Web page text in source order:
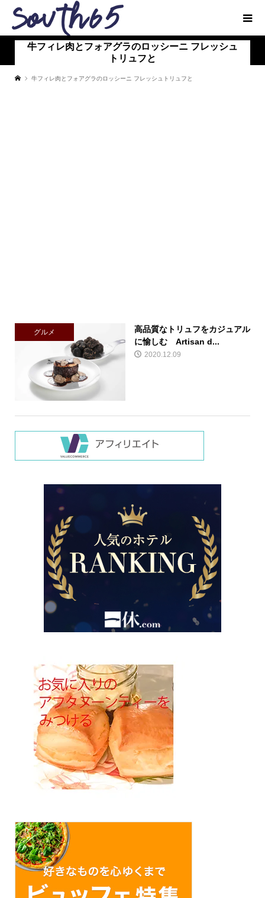
⽜フィレ⾁とフォアグラのロッシーニ フレッシュ
トリュフと
⽜フィレ⾁とフォアグラのロッシーニ フレッシュトリュフと
グルメ
高品質なトリュフをカジュアル
に愉しむ Artisan d...
2020.12.09